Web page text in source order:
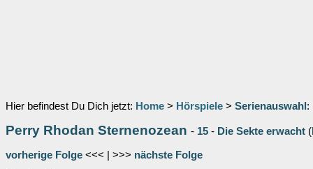
Hier befindest Du Dich jetzt: Home > Hörspiele > Serienauswahl :
Perry Rhodan Sternenozean - 15 - Die Sekte erwacht (
vorherige Folge <<< | >>> nächste Folge